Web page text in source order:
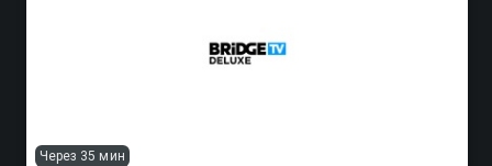
Через 35 мин